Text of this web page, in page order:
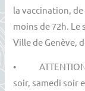
la vaccination,
moins de 72h. Le
Ville de Genève,
• ATTENTION !
soir, samedi soir